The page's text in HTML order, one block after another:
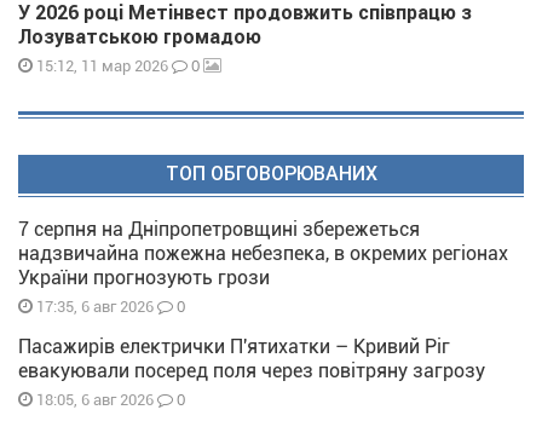
У 2026 році Метінвест продовжить співпрацю з
Лозуватською громадою
15:12, 11 мар 2026 0
ТОП ОБГОВОРЮВАНИХ
7 серпня на Дніпропетровщині збережеться
надзвичайна пожежна небезпека, в окремих регіонах
України прогнозують грози
17:35, 6 авг 2026 0
Пасажирів електрички П'ятихатки – Кривий Ріг
евакуювали посеред поля через повітряну загрозу
18:05, 6 авг 2026 0